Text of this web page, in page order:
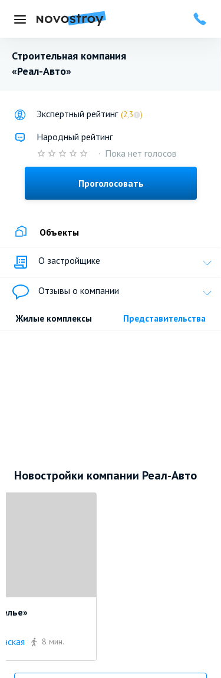
Меню
Строительная компания
«Реал-Авто»
Экспертный рейтинг (2,3 )
Народный рейтинг
· Пока нет голосов
Проголосовать
Объекты
О застройщике
Отзывы о компании
Жилые комплексы Представительства
Новостройки компании Реал-Авто
8 мин.